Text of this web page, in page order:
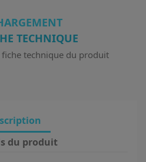
TECHNIQUE
technique du produit
du produit